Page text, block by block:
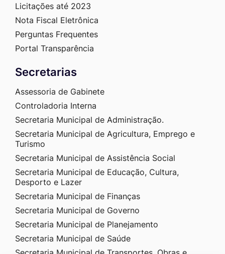
Licitações até 2023
Nota Fiscal Eletrônica
Perguntas Frequentes
Portal Transparência
Secretarias
Assessoria de Gabinete
Controladoria Interna
Secretaria Municipal de Administração.
Secretaria Municipal de Agricultura, Emprego e
Turismo
Secretaria Municipal de Assistência Social
Secretaria Municipal de Educação, Cultura,
Desporto e Lazer
Secretaria Municipal de Finanças
Secretaria Municipal de Governo
Secretaria Municipal de Planejamento
Secretaria Municipal de Saúde